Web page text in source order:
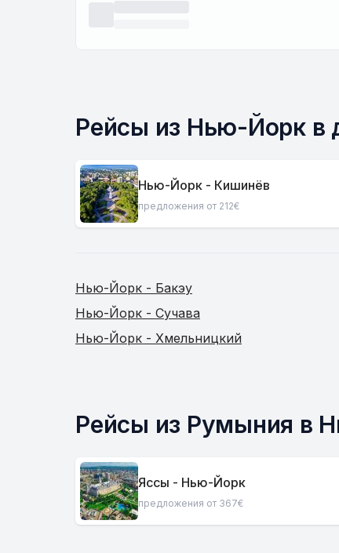
Рейсы из Нью-Йорк в
Нью-Йорк - Кишинёв
предложения от 212€
Нью-Йорк - Бакэу
Нью-Йорк - Сучава
Нью-Йорк - Хмельницкий
Рейсы из Румыния в
Яссы - Нью-Йорк
предложения от 367€